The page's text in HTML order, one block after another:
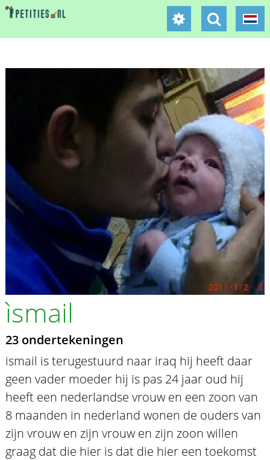
ìsmail
23 ondertekeningen
ismail is terugestuurd naar iraq hij heeft daar
geen vader moeder hij is pas 24 jaar oud hij
heeft een nederlandse vrouw en een zoon van
8 maanden in nederland wonen de ouders van
zijn vrouw en zijn vrouw en zijn zoon willen
graag dat die hier is dat die hier een toekomst